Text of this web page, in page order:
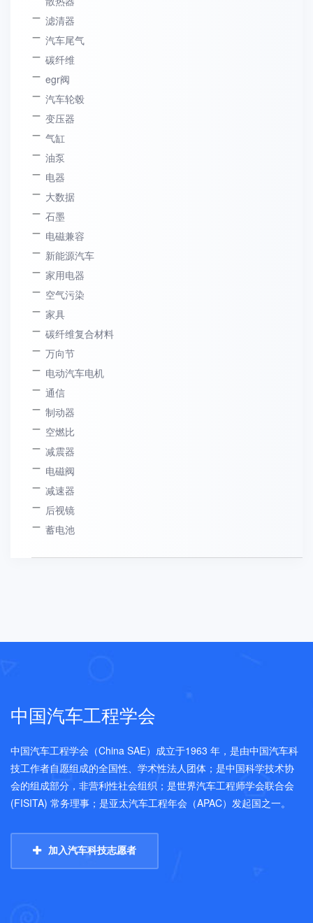
滤清器
汽车尾气
碳纤维
egr阀
汽车轮毂
变压器
气缸
油泵
电器
大数据
石墨
电磁兼容
新能源汽车
家用电器
空气污染
家具
碳纤维复合材料
万向节
电动汽车电机
通信
制动器
空燃比
减震器
电磁阀
减速器
后视镜
蓄电池
中国汽车工程学会
中国汽车工程学会（China SAE）成立于1963 年，是由中国汽车科
技工作者自愿组成的全国性、学术性法人团体；是中国科学技术协
会的组成部分，非营利性社会组织；是世界汽车工程师学会联合会
(FISITA) 常务理事；是亚太汽车工程年会（APAC）发起国之一。
加入汽车科技志愿者